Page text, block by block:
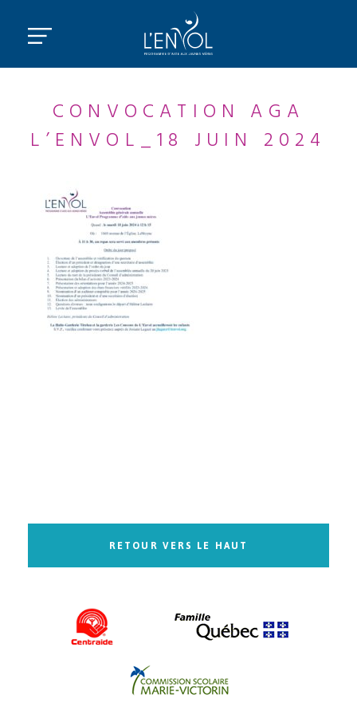
CONVOCATION AGA
L’ENVOL_18 JUIN 2024
RETOUR VERS LE HAUT